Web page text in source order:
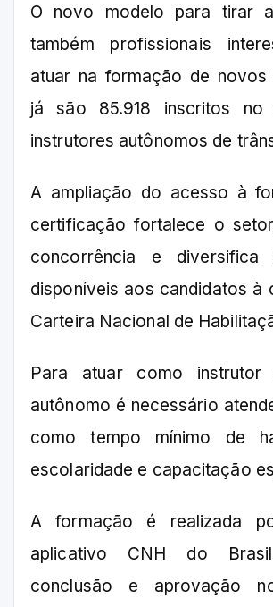
O novo modelo para tirar
também profissionais
atuar na formação de novos
já são 85.918 inscritos no
instrutores autônomos de
A ampliação do acesso à
certificação fortalece o
concorrência e
disponíveis aos candidatos à
Carteira Nacional de
Para atuar como instrutor
autônomo é necessário
como tempo mínimo de
escolaridade e capacitação
A formação é realizada
aplicativo CNH do
conclusão e aprovação